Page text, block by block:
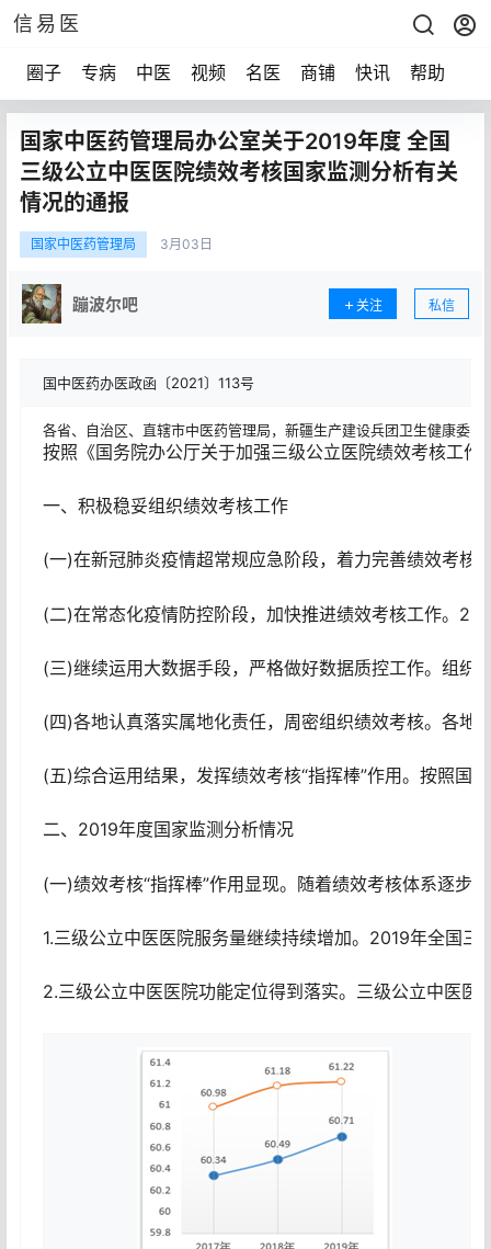
信易医
圈子 专病 中医 视频 名医 商铺 快讯 帮助
国家中医药管理局办公室关于2019年度 全国
三级公立中医医院绩效考核国家监测分析有关
情况的通报
国家中医药管理局 3月 03日
蹦波尔吧 关注 私信
国中医药办医政函〔2021〕113号
各省、自治区、直辖市中医药管理局，新疆生产建设兵团卫生健康委：
按照《国务院办公厅关于加强三级公立医院绩效考核工
一、积极稳妥组织绩效考核工作
(一)在新冠肺炎疫情超常规应急阶段，着力完善绩效考核
(二)在常态化疫情防控阶段，加快推进绩效考核工作。
(三)继续运用大数据手段，严格做好数据质控工作。组
(四)各地认真落实属地化责任，周密组织绩效考核。各地
(五)综合运用结果，发挥绩效考核“指挥棒”作用。按照
二、2019年度国家监测分析情况
(一)绩效考核“指挥棒”作用显现。随着绩效考核体系逐
1.三级公立中医医院服务量继续持续增加。2019年全国
2.三级公立中医医院功能定位得到落实。三级公立中医